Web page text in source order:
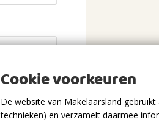
Cookie voorkeuren
De website van Makelaarsland
technieken) en verzamelt daarmee